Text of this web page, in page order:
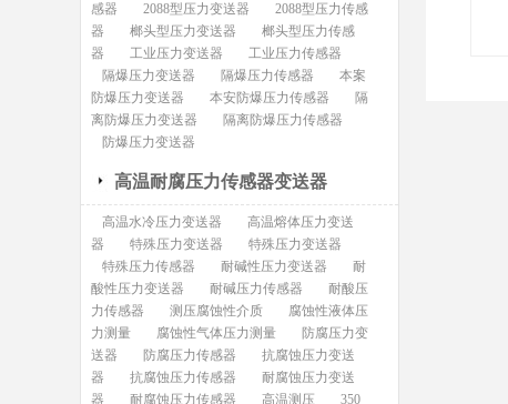
感器
2088型压力变送器
2088型压力传感
器
榔头型压力变送器
榔头型压力传感
器
工业压力变送器
工业压力传感器
隔爆压力变送器
隔爆压力传感器
本案
防爆压力变送器
本安防爆压力传感器
隔
离防爆压力变送器
隔离防爆压力传感器
防爆压力变送器
高温耐腐压力传感器变送器
高温水冷压力变送器
高温熔体压力变送
器
特殊压力变送器
特殊压力变送器
特殊压力传感器
耐碱性压力变送器
耐
酸性压力变送器
耐碱压力传感器
耐酸压
力传感器
测压腐蚀性介质
腐蚀性液体压
力测量
腐蚀性气体压力测量
防腐压力变
送器
防腐压力传感器
抗腐蚀压力变送
器
抗腐蚀压力传感器
耐腐蚀压力变送
器
耐腐蚀压力传感器 高温测压
350